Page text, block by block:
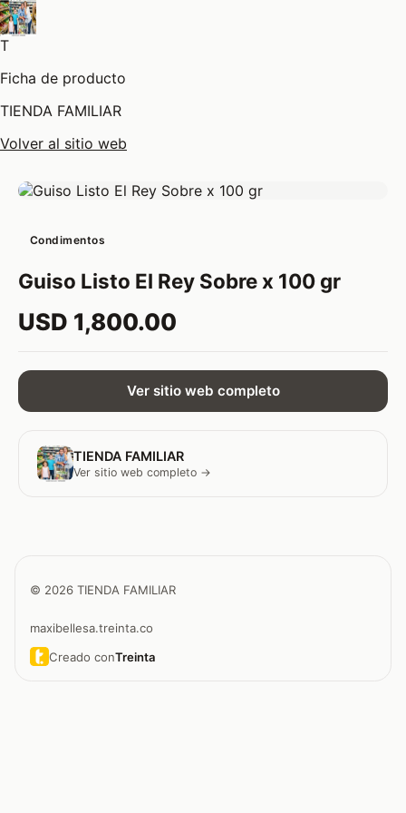
T
Ficha de producto
TIENDA FAMILIAR
Volver al sitio web
Condimentos
Guiso Listo El Rey Sobre x 100 gr
USD 1,800.00
Ver sitio web completo
TIENDA FAMILIAR
Ver sitio web completo →
© 2026 TIENDA FAMILIAR
maxibellesa.treinta.co
Creado conTreinta